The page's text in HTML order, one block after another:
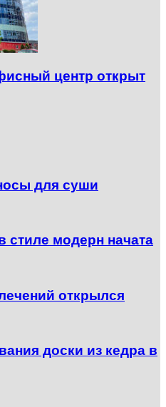
центр открыт
для суши
стиле модерн начата
открылся
доски из кедра в